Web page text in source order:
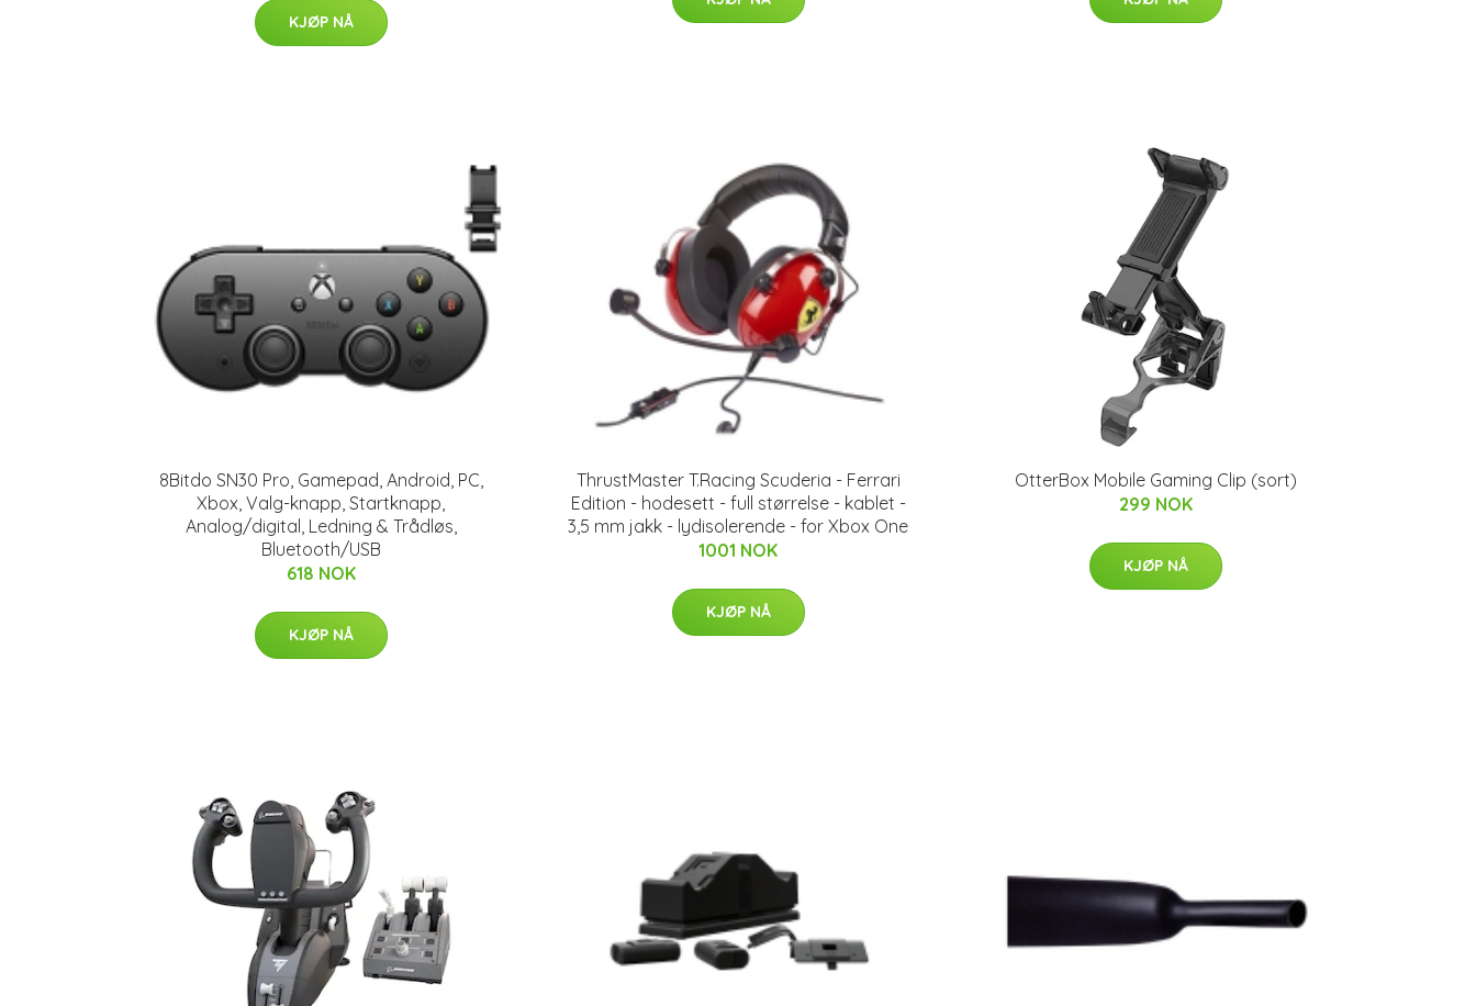
KJØP NÅ
8Bitdo SN30 Pro, Gamepad, Android, PC,
Xbox, Valg-knapp, Startknapp,
Analog/digital, Ledning & Trådløs,
Bluetooth/USB
618 NOK
KJØP NÅ
ThrustMaster T.Racing Scuderia - Ferrari
Edition - hodesett - full størrelse - kablet -
3,5 mm jakk - lydisolerende - for Xbox One
1001 NOK
KJØP NÅ
OtterBox Mobile Gaming Clip (sort)
299 NOK
KJØP NÅ